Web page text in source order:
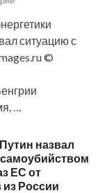
ситуацию с
©
…
назвал
ЕС от
из России